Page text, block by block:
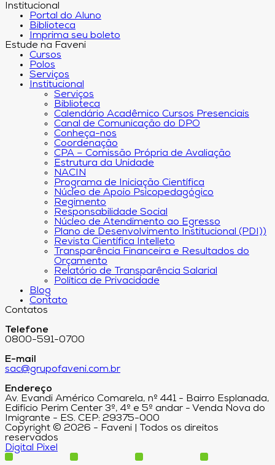
Institucional
Portal do Aluno
Biblioteca
Imprima seu boleto
Estude na Faveni
Cursos
Polos
Serviços
Institucional
Serviços
Biblioteca
Calendário Acadêmico Cursos Presenciais
Canal de Comunicação do DPO
Conheça-nos
Coordenação
CPA – Comissão Própria de Avaliação
Estrutura da Unidade
NACIN
Programa de Iniciação Científica
Núcleo de Apoio Psicopedagógico
Regimento
Responsabilidade Social
Núcleo de Atendimento ao Egresso
Plano de Desenvolvimento Institucional (PDI))
Revista Científica Intelleto
Transparência Financeira e Resultados do
Orçamento
Relatório de Transparência Salarial
Política de Privacidade
Blog
Contato
Contatos
Telefone
0800-591-0700
E-mail
sac@grupofaveni.com.br
Endereço
Av. Evandi Américo Comarela, nº 441 - Bairro Esplanada,
Edifício Perim Center 3º, 4º e 5º andar - Venda Nova do
Imigrante - ES. CEP: 29375-000
Copyright © 2026 - Faveni | Todos os direitos
reservados
Digital Pixel